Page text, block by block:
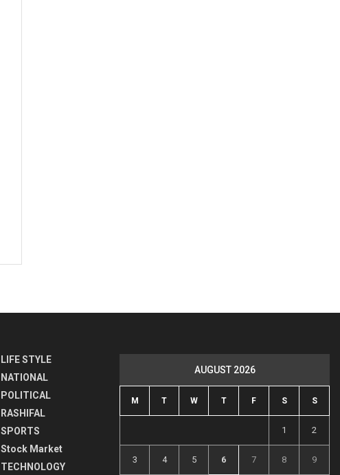
LIFE STYLE
NATIONAL
POLITICAL
RASHIFAL
SPORTS
Stock Market
TECHNOLOGY
AUGUST 2026
M T W T F S S
1 2
3 4 5 6 7 8 9